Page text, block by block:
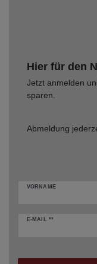
Hier für den
Jetzt anmelden
sparen.
Abmeldung
VORNAME
E-MAIL **